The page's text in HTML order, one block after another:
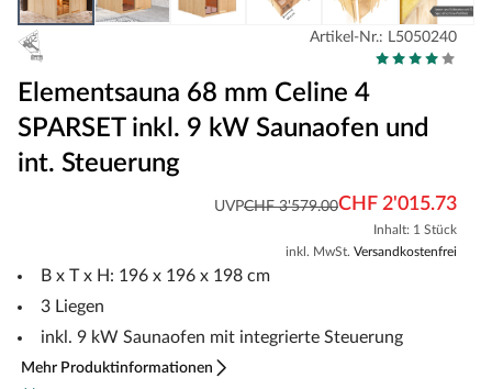
Artikel-Nr.: L5050240
Elementsauna 68 mm Celine 4
SPARSET inkl. 9 kW Saunaofen und
int. Steuerung
UVPCHF 3'579.00CHF 2'015.73
Inhalt: 1 Stück
inkl. MwSt. Versandkostenfrei
B x T x H: 196 x 196 x 198 cm
3 Liegen
inkl. 9 kW Saunaofen mit integrierte Steuerung
Mehr Produktinformationen